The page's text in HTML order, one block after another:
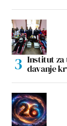
Institut za
davanje